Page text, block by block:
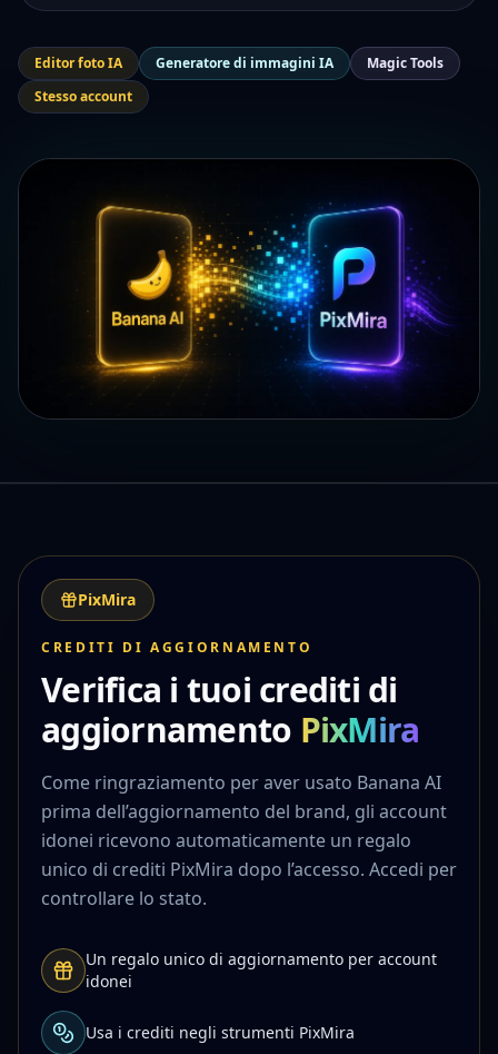
Editor foto IA Generatore di immagini IA
Magic Tools
Stesso account
PixMira
CREDITI DI AGGIORNAMENTO
Verifica i tuoi crediti di
aggiornamento PixMira
Come ringraziamento per aver usato Banana AI
prima dell’aggiornamento del brand, gli account
idonei ricevono automaticamente un regalo
unico di crediti PixMira dopo l’accesso. Accedi per
controllare lo stato.
Un regalo unico di aggiornamento per account
idonei
Usa i crediti negli strumenti PixMira